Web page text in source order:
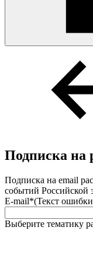
Подписка на
Подписка на email
событий Российской
E-mail*(Текст
Выберите тематику